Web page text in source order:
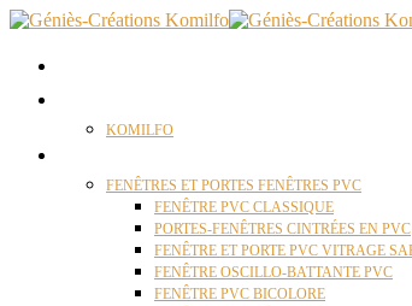
KOMILFO
FENÊTRES ET PORTES FENÊTRES PVC
FENÊTRE PVC CLASSIQUE
PORTES-FENÊTRES CINTRÉES EN PVC
FENÊTRE ET PORTE PVC VITRAGE
FENÊTRE OSCILLO-BATTANTE PVC
FENÊTRE PVC BICOLORE